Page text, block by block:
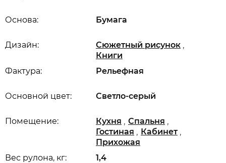
Вес рулона, кг: 1,4
Основной цвет: Светло-серый
Дизайн: Сюжетный рисунок ,
Книги
Основа: Бумага
Помещение: Кухня , Спальня ,
Гостиная , Кабинет ,
Прихожая
Фактура: Рельефная